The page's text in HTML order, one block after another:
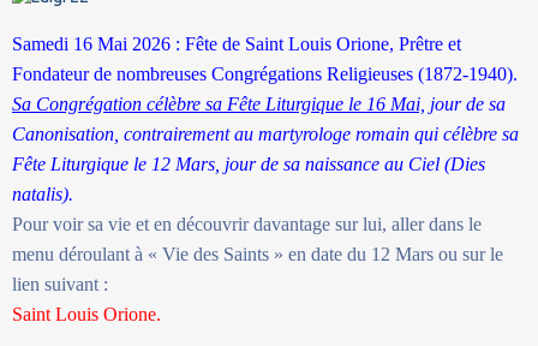
Samedi 16 Mai 2026 : Fête de Saint Louis Orione, Prêtre et
Fondateur de nombreuses Congrégations Religieuses (1872-1940).
Sa Congrégation célèbre sa Fête Liturgique le 16 Mai, jour de sa
Canonisation, contrairement au martyrologe romain qui célèbre sa
Fête Liturgique le 12 Mars, jour de sa naissance au Ciel (Dies
natalis).
Pour voir sa vie et en découvrir davantage sur lui, aller dans le
menu déroulant à « Vie des Saints » en date du 12 Mars ou sur le
lien suivant :
Saint Louis Orione.